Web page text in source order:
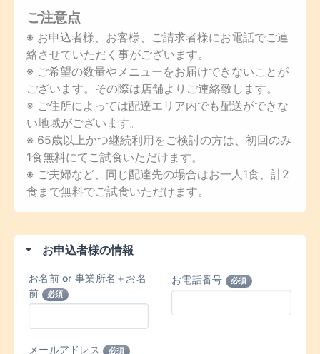
ご注意点
※ お申込者様、お客様、ご請求者様にお電話でご連
絡させていただく事がございます。
※ ご希望の数量やメニューをお届けできないことが
ございます。その際は店舗よりご連絡致します。
※ ご住所によっては配達エリア内でも配送ができな
い地域がございます。
※ 65歳以上かつ継続利用をご検討の方は、初回のみ
1食無料にてご試食いただけます。
※ ご夫婦など、同じ配達先の場合はお一人1食、計2
食まで無料でご試食いただけます。
お申込者様の情報
お名前 or 事業所名＋お名
前
必須
お電話番号 必須
メールアドレス 必須